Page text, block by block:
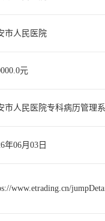
市人民医院
元
市人民医院专科病历管理
年06月03日
www.etrading.cn/